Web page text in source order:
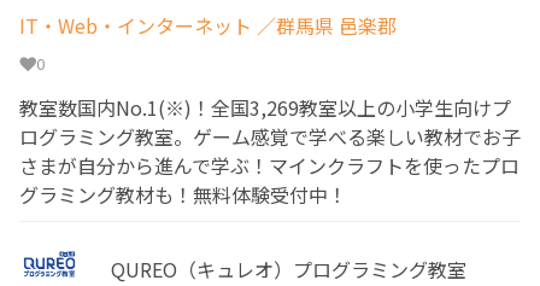
IT・Web・インターネット ／群馬県 邑楽郡
0
教室数国内No.1(※)！全国3,269教室以上の小学生向けプ
ログラミング教室。ゲーム感覚で学べる楽しい教材でお子
さまが自分から進んで学ぶ！マインクラフトを使ったプロ
グラミング教材も！無料体験受付中！
QUREO（キュレオ）プログラミング教室